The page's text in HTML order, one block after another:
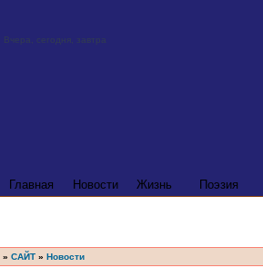
Главная Новости Жизнь Поэзия
» САЙТ » Новости